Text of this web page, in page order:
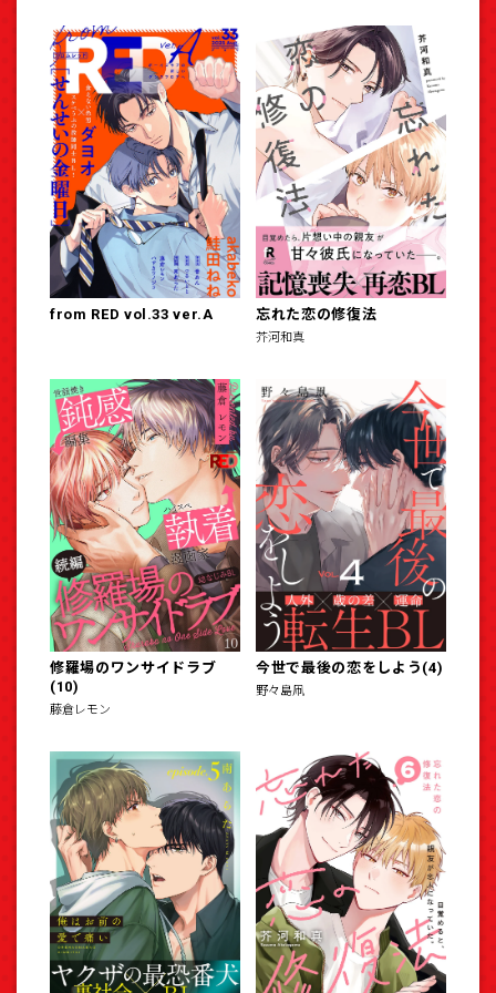
from RED vol.33 ver.A 忘れた恋の修復法
芥河和真
修羅場のワンサイドラブ
(10)
藤倉レモン
今世で最後の恋をしよう(4)
野々島凧